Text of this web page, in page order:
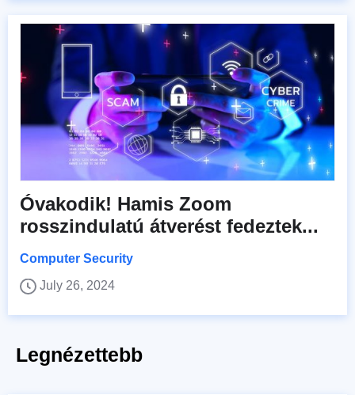
Óvakodik! Hamis Zoom
rosszindulatú átverést fedeztek...
Computer Security
July 26, 2024
Legnézettebb